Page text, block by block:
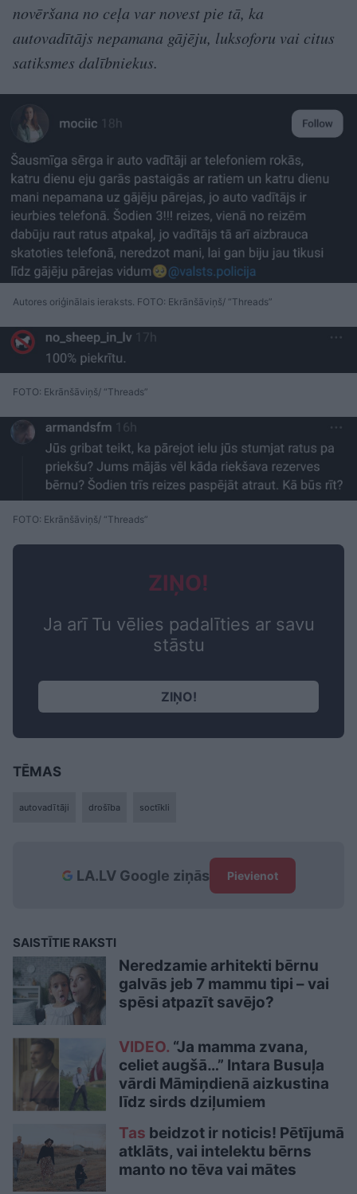
novēršana no ceļa var novest pie tā, ka
autovadītājs nepamana gājēju, luksoforu vai citus
satiksmes dalībniekus.
Autores oriģinālais ieraksts. FOTO: Ekrānšāviņš/ “Threads”
FOTO: Ekrānšāviņš/ “Threads”
FOTO: Ekrānšāviņš/ “Threads”
ZIŅO!
Ja arī Tu vēlies padalīties ar savu
stāstu
ZIŅO!
TĒMAS
autovadītāji drošība soctīkli
LA.LV Google ziņās Pievienot
SAISTĪTIE RAKSTI
Neredzamie arhitekti bērnu
galvās jeb 7 mammu tipi – vai
spēsi atpazīt savējo?
VIDEO. “Ja mamma zvana,
celiet augšā…” Intara Busuļa
vārdi Māmiņdienā aizkustina
līdz sirds dziļumiem
Tas beidzot ir noticis! Pētījumā
atklāts, vai intelektu bērns
manto no tēva vai mātes